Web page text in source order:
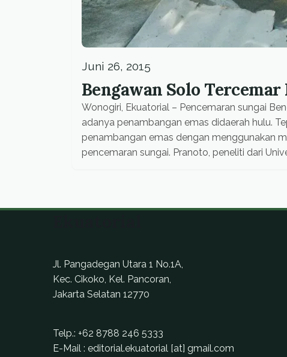
Juni 26, 2015
Bengawan Solo
Wonogiri, Ekuatorial – Pencemaran sungai
adanya penambangan emas didaerah hulu.
penambangan emas dengan menggunakan
pencemaran sungai. Pranoto, peneliti dari
Jl. Pangadegan Utara 1 No.1A,
Kec. Cikoko, Kel. Pancoran,
Jakarta Selatan 12770
Telp.: +62 8788 246 5333
E-Mail : editorial.ekuatorial [at] gmail.com